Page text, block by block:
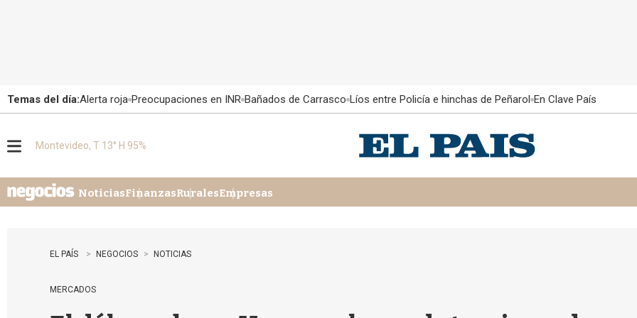
Temas del día:Alerta roja Preocupaciones en INR Bañados de Carrasco Líos entre Policía e hinchas de Peñarol En Clave País
u
Montevideo, T 13° H 95%
NoticiasFinanzasRuralesEmpresas
EL PAÍS NEGOCIOS NOTICIAS
MERCADOS